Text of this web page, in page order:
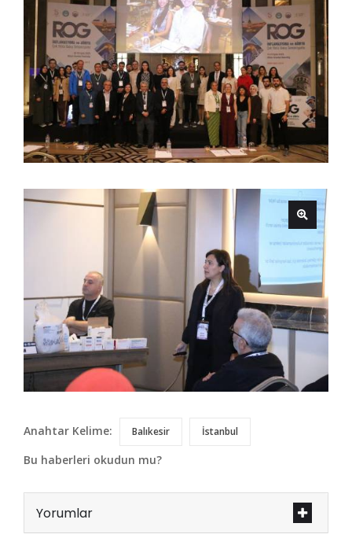
Anahtar Kelime: Balıkesir İstanbul
Bu haberleri okudun mu?
Yorumlar